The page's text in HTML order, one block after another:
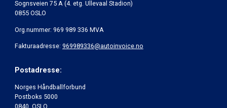
Sognsveien 75 A (4. etg. Ullevaal Stadion)
0855 OSLO
Org.nummer: 969 989 336 MVA
Fakturaadresse: 969989336@autoinvoice.no
Postadresse:
Norges Håndballforbund
Postboks 5000
0840 OSLO